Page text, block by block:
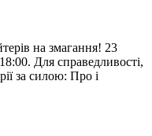
на змагання! 23
Для справедливості,
за силою: Про і